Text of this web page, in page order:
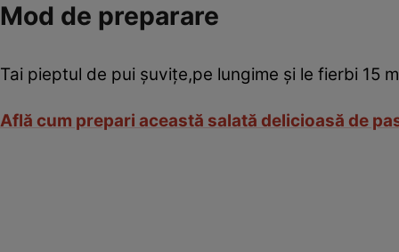
Mod de preparare
Tai pieptul de pui şuviţe,pe lungime şi le fierbi 15
Află cum prepari această salată delicioasă de